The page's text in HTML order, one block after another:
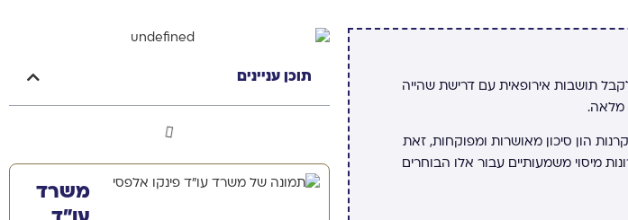
תושבות אירופאית עם דרישת שהייה
הפקדת 500,000 אירו בקרנות השקעה או קרנות הון סיכון מאושרות ומפוקחות, זאת
מיסוי משמעותיים עבור אלו הבוחרים
תוכן עניינים
משרד